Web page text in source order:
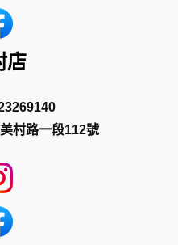
店
村路一段112號